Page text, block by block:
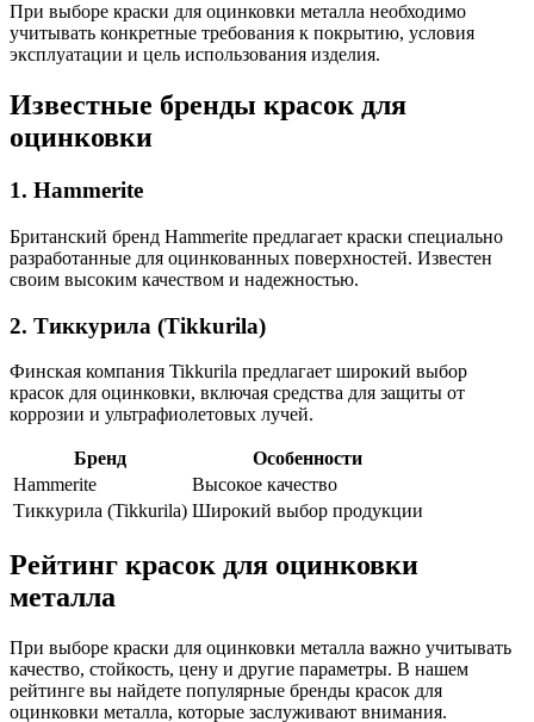
При выборе краски для оцинковки металла необходимо
учитывать конкретные требования к покрытию, условия
эксплуатации и цель использования изделия.
Известные бренды красок для
оцинковки
1. Hammerite
Британский бренд Hammerite предлагает краски специально
разработанные для оцинкованных поверхностей. Известен
своим высоким качеством и надежностью.
2. Тиккурила (Tikkurila)
Финская компания Tikkurila предлагает широкий выбор
красок для оцинковки, включая средства для защиты от
коррозии и ультрафиолетовых лучей.
Бренд
Особенности
Hammerite
Высокое качество
Тиккурила (Tikkurila) Широкий выбор продукции
Рейтинг красок для оцинковки
металла
При выборе краски для оцинковки металла важно учитывать
качество, стойкость, цену и другие параметры. В нашем
рейтинге вы найдете популярные бренды красок для
оцинковки металла, которые заслуживают внимания.